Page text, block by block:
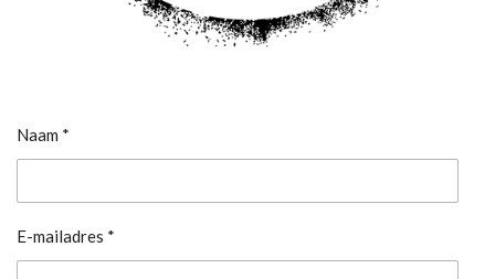
Naam *
E-mailadres *